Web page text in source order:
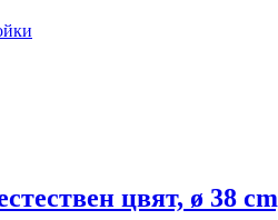
цвят, ø 38